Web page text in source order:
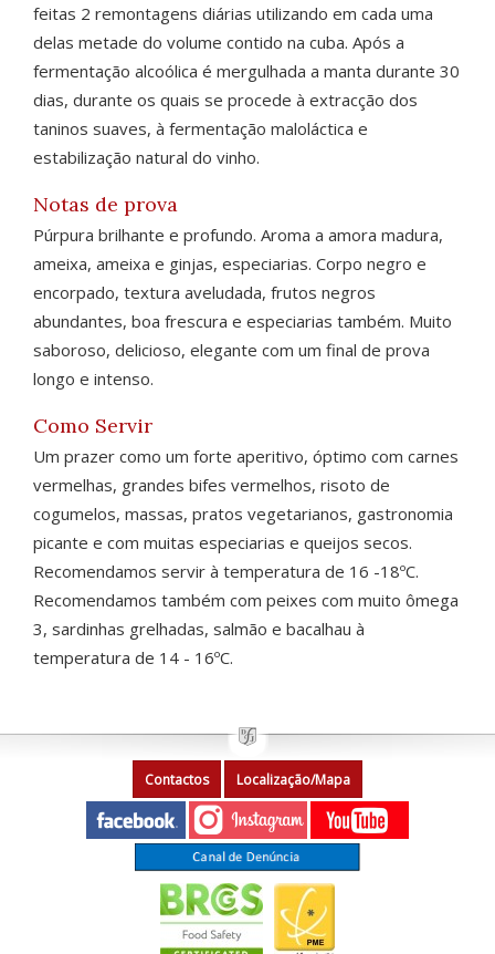
feitas 2 remontagens diárias utilizando em cada uma
delas metade do volume contido na cuba. Após a
fermentação alcoólica é mergulhada a manta durante 30
dias, durante os quais se procede à extracção dos
taninos suaves, à fermentação maloláctica e
estabilização natural do vinho.
Notas de prova
Púrpura brilhante e profundo. Aroma a amora madura,
ameixa, ameixa e ginjas, especiarias. Corpo negro e
encorpado, textura aveludada, frutos negros
abundantes, boa frescura e especiarias também. Muito
saboroso, delicioso, elegante com um final de prova
longo e intenso.
Como Servir
Um prazer como um forte aperitivo, óptimo com carnes
vermelhas, grandes bifes vermelhos, risoto de
cogumelos, massas, pratos vegetarianos, gastronomia
picante e com muitas especiarias e queijos secos.
Recomendamos servir à temperatura de 16 -18ºC.
Recomendamos também com peixes com muito ômega
3, sardinhas grelhadas, salmão e bacalhau à
temperatura de 14 - 16ºC.
Contactos Localização/Mapa